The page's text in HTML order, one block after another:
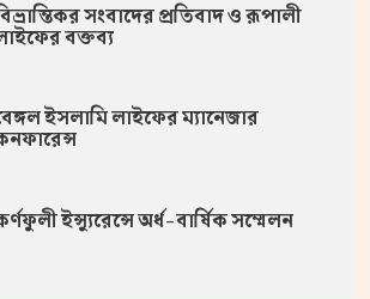
সংবাদের প্রতিবাদ ও রূপালী
বক্তব্য
ইসলামি লাইফের ম্যানেজার
ইন্স্যুরেন্সে অর্ধ-বার্ষিক সম্মেলন